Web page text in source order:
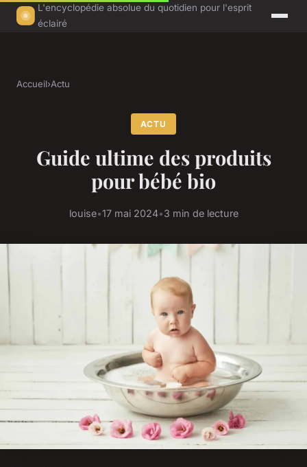
L'encyclopédie absolue du quotidien pour l'esprit
éclairé
Accueil›Actu
ACTU
Guide ultime des produits
pour bébé bio
louise•17 mai 2024•3 min de lecture